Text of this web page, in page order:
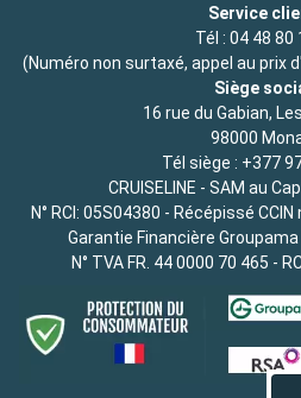
Service
Tél : 04 48 80
(Numéro non surtaxé, appel au prix
Siège
16 rue du Gabian,
98000
Tél siège : +377
CRUISELINE - SAM au
N° RCI: 05S04380 - Récépissé
Garantie Financière
N° TVA FR. 44 0000 70 465 -